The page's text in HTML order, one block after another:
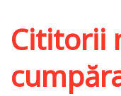
Cititorii